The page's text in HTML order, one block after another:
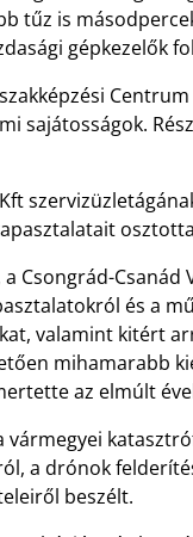
tűz is
gépkezelők
sajátosságok.
Csongrád-
és a
valamint kitért
mihamarabb
az elmúlt
vármegyei
a drónok
beszélt.